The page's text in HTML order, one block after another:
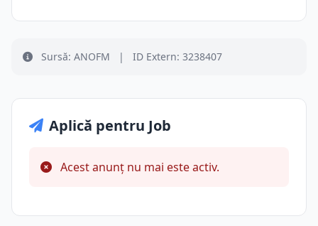
Sursă: ANOFM | ID Extern: 3238407
Aplică pentru Job
Acest anunț nu mai este activ.